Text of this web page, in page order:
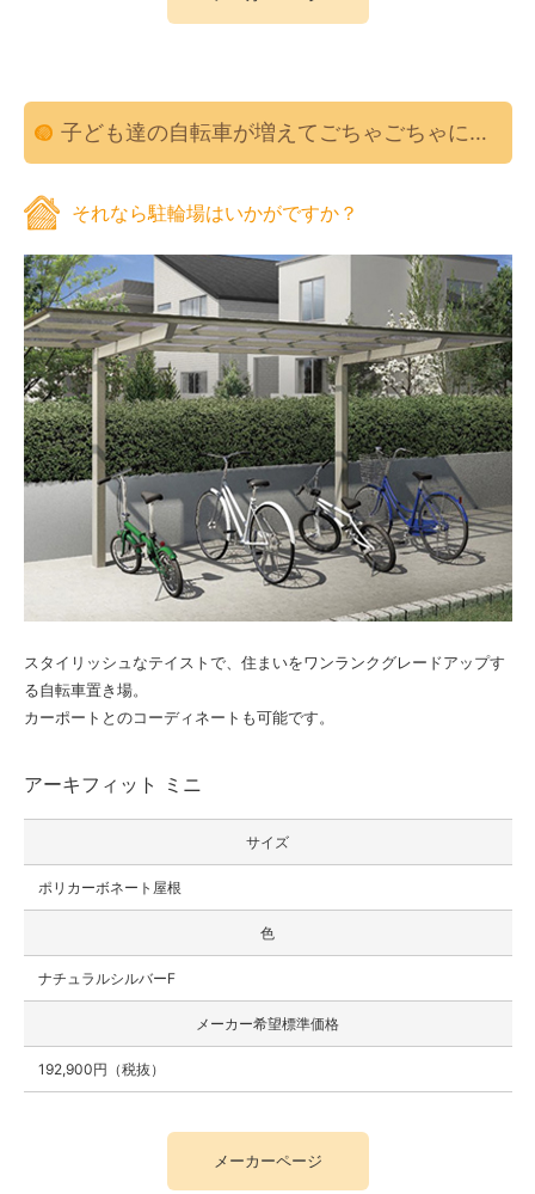
子ども達の自転車が増えてごちゃごちゃに…
それなら駐輪場はいかがですか？
スタイリッシュなテイストで、住まいをワンランクグレードアップす
る自転車置き場。
カーポートとのコーディネートも可能です。
アーキフィット ミニ
サイズ
ポリカーボネート屋根
色
ナチュラルシルバーF
メーカー希望標準価格
192,900円（税抜）
メーカーページ